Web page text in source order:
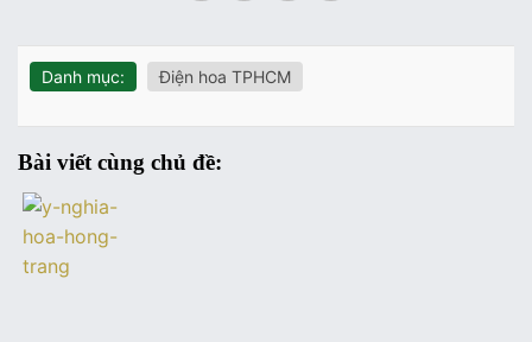
Danh mục: Điện hoa TPHCM
Bài viết cùng chủ đề: